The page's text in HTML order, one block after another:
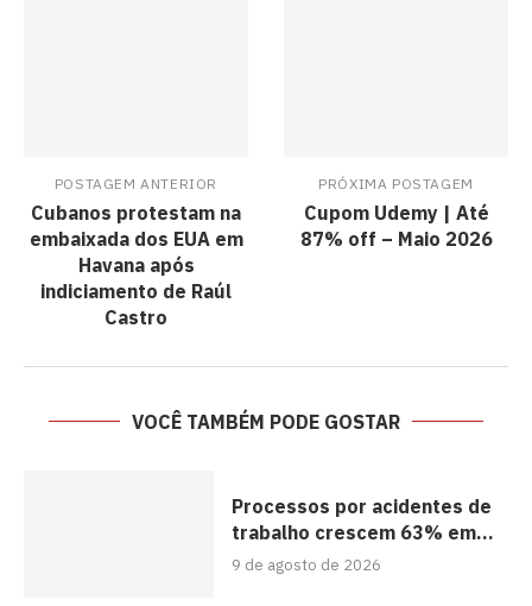
POSTAGEM ANTERIOR
Cubanos protestam na
embaixada dos EUA em
Havana após
indiciamento de Raúl
Castro
PRÓXIMA POSTAGEM
Cupom Udemy | Até
87% off – Maio 2026
VOCÊ TAMBÉM PODE GOSTAR
Processos por acidentes de
trabalho crescem 63% em...
9 de agosto de 2026